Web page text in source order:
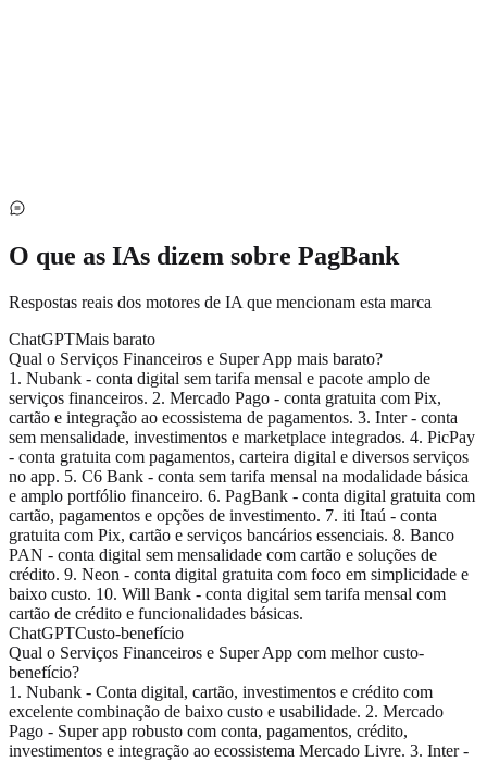
O que as IAs dizem sobre PagBank
Respostas reais dos motores de IA que mencionam esta marca
ChatGPTMais barato
Qual o Serviços Financeiros e Super App mais barato?
1. Nubank - conta digital sem tarifa mensal e pacote amplo de
serviços financeiros. 2. Mercado Pago - conta gratuita com Pix,
cartão e integração ao ecossistema de pagamentos. 3. Inter - conta
sem mensalidade, investimentos e marketplace integrados. 4. PicPay
- conta gratuita com pagamentos, carteira digital e diversos serviços
no app. 5. C6 Bank - conta sem tarifa mensal na modalidade básica
e amplo portfólio financeiro. 6. PagBank - conta digital gratuita com
cartão, pagamentos e opções de investimento. 7. iti Itaú - conta
gratuita com Pix, cartão e serviços bancários essenciais. 8. Banco
PAN - conta digital sem mensalidade com cartão e soluções de
crédito. 9. Neon - conta digital gratuita com foco em simplicidade e
baixo custo. 10. Will Bank - conta digital sem tarifa mensal com
cartão de crédito e funcionalidades básicas.
ChatGPTCusto-benefício
Qual o Serviços Financeiros e Super App com melhor custo-
benefício?
1. Nubank - Conta digital, cartão, investimentos e crédito com
excelente combinação de baixo custo e usabilidade. 2. Mercado
Pago - Super app robusto com conta, pagamentos, crédito,
investimentos e integração ao ecossistema Mercado Livre. 3. Inter -